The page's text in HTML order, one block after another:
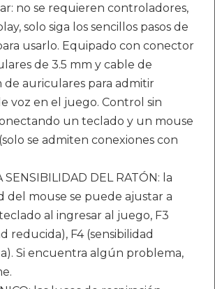
no se requieren controladores,
solo siga los sencillos pasos de
usarlo. Equipado con conector
de 3.5 mm y cable de
de auriculares para admitir
voz en el juego. Control sin
un teclado y un mouse
se admiten conexiones con
SENSIBILIDAD DEL RATÓN: la
del mouse se puede ajustar a
al ingresar al juego, F3
reducida), F4 (sensibilidad
Si encuentra algún problema,